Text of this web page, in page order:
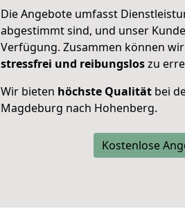
Die Angebote umfasst
abgestimmt sind, und unser
Verfügung. Zusammen können
stressfrei und reibungsloszu
Wir bieten höchste Qualität bei
Magdeburg nach Hohenberg.
Kostenlose